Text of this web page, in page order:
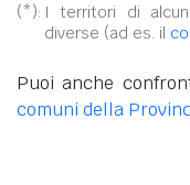
(*): I territori di
diverse (ad es. il
Puoi anche
comuni della